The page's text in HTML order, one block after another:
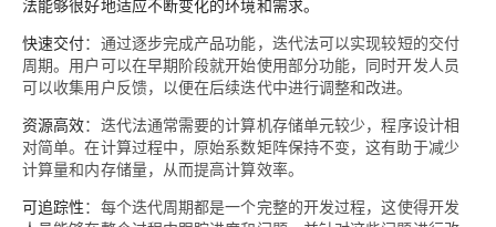
法能够很好地适应不断变化的环境和需求。
快速交付：通过逐步完成产品功能，迭代法可以实现较短的交付
周期。用户可以在早期阶段就开始使用部分功能，同时开发人员
可以收集用户反馈，以便在后续迭代中进行调整和改进。
资源高效：迭代法通常需要的计算机存储单元较少，程序设计相
对简单。在计算过程中，原始系数矩阵保持不变，这有助于减少
计算量和内存储量，从而提高计算效率。
可追踪性：每个迭代周期都是一个完整的开发过程，这使得开发